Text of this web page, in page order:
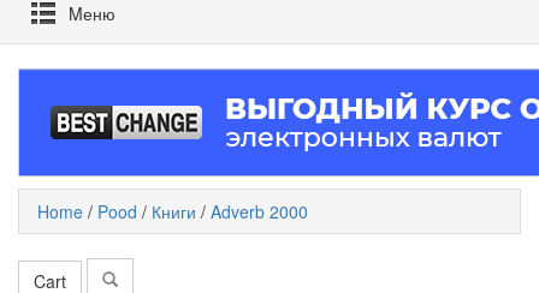
Mеню
Home / Pood / Книги / Adverb 2000
Cart